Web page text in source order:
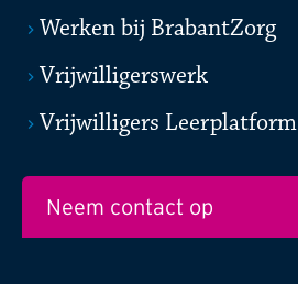
Werken bij BrabantZorg
Vrijwilligerswerk
Vrijwilligers Leerplatform
Neem contact op